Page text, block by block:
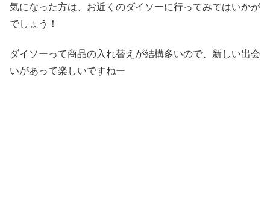
気になった方は、お近くのダイソーに行ってみてはいかが
でしょう！
ダイソーって商品の入れ替えが結構多いので、新しい出会
いがあって楽しいですねー